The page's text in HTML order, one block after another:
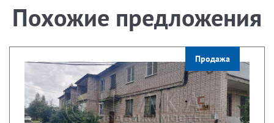
Похожие предложения
Продажа